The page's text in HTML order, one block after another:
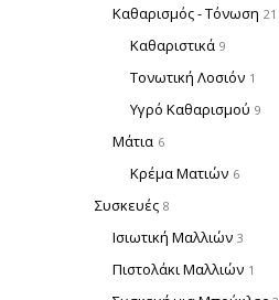
Καθαρισμός - Τόνωση 21
Καθαριστικά 9
Τονωτική Λοσιόν 1
Υγρό Καθαρισμού 9
Μάτια 6
Κρέμα Ματιών 6
Συσκευές 8
Ισιωτική Μαλλιών 3
Πιστολάκι Μαλλιών 1